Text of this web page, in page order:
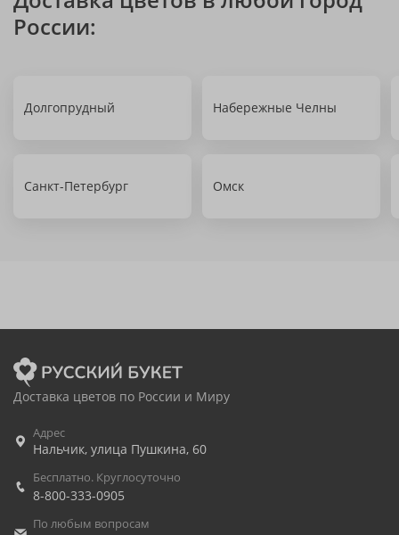
России:
Долгопрудный Набережные Челны
Санкт-Петербург Омск
Доставка цветов по России и Миру
Адрес
Нальчик, улица Пушкина, 60
Бесплатно. Круглосуточно
8-800-333-0905
По любым вопросам